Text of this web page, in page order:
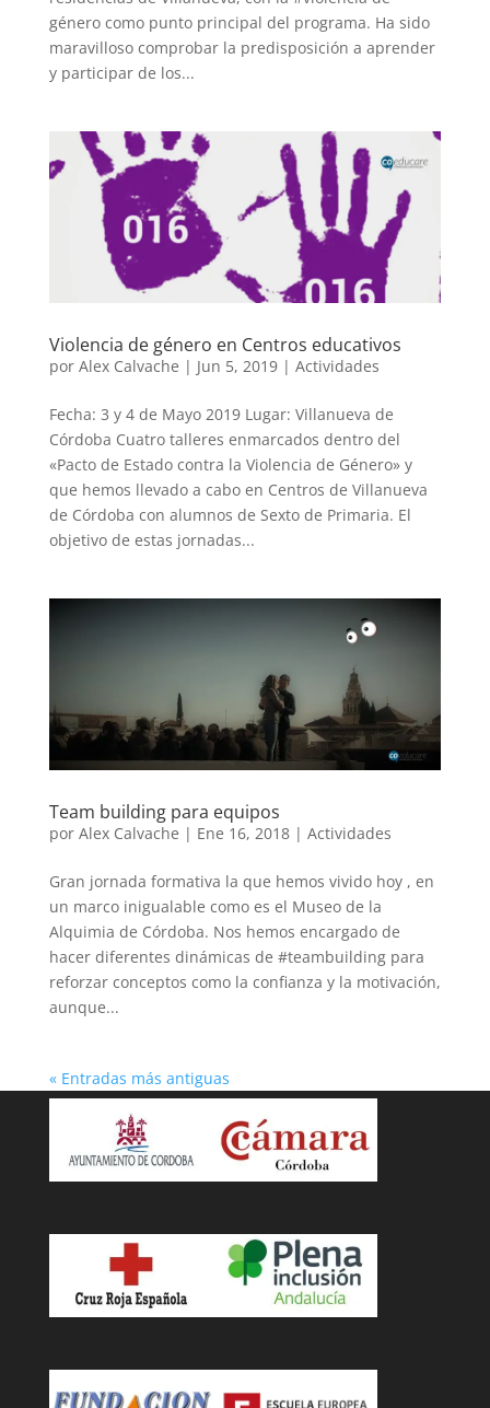
género como punto principal del programa. Ha sido
maravilloso comprobar la predisposición a aprender
y participar de los...
Violencia de género en Centros educativos
por Alex Calvache | Jun 5, 2019| Actividades
Fecha: 3 y 4 de Mayo 2019 Lugar: Villanueva de
Córdoba Cuatro talleres enmarcados dentro del
«Pacto de Estado contra la Violencia de Género» y
que hemos llevado a cabo en Centros de Villanueva
de Córdoba con alumnos de Sexto de Primaria. El
objetivo de estas jornadas...
Team building para equipos
por Alex Calvache | Ene 16, 2018| Actividades
Gran jornada formativa la que hemos vivido hoy , en
un marco inigualable como es el Museo de la
Alquimia de Córdoba. Nos hemos encargado de
hacer diferentes dinámicas de #teambuilding para
reforzar conceptos como la confianza y la motivación,
aunque...
« Entradas más antiguas